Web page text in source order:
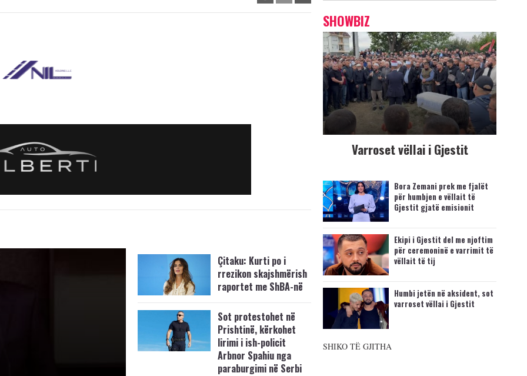
Çitaku: Kurti po i
rrezikon skajshmërish
raportet me ShBA-në
Sot protestohet në
Prishtinë, kërkohet
lirimi i ish-policit
Arbnor Spahiu nga
paraburgimi në Serbi
SHOWBIZ
Varroset vëllai i Gjestit
Bora Zemani prek me fjalët
për humbjen e vëllait të
Gjestit gjatë emisionit
Ekipi i Gjestit del me njoftim
për ceremoninë e varrimit të
vëllait të tij
Humbi jetën në aksident, sot
varroset vëllai i Gjestit
SHIKO TË GJITHA